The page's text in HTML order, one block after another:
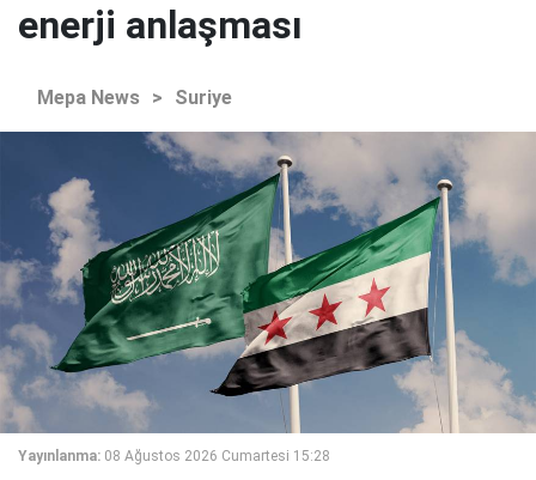
enerji anlaşması
Mepa News > Suriye
Yayınlanma: 08 Ağustos 2026 Cumartesi 15:28